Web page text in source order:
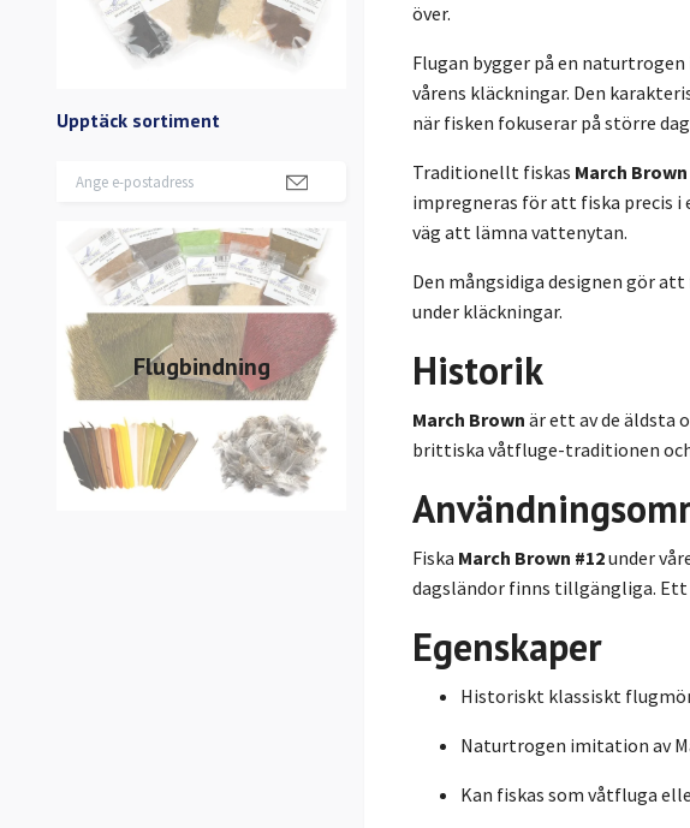
Upptäck sortiment
Flugbindning
över.
Flugan bygger på en
vårens kläckningar. Den
när fisken fokuserar på större
Traditionellt fiskas March Brown
impregneras för att fiska precis i
väg att lämna vattenytan.
Den mångsidiga designen gör
under kläckningar.
Historik
March Brown är ett av de äldsta
brittiska våtfluge-traditionen
Fiska March Brown #12under
dagsländor finns tillgängliga.
Egenskaper
Historiskt klassiskt
Naturtrogen imitation av
Kan fiskas som våtfluga